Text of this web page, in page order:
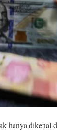
hanya dikenal